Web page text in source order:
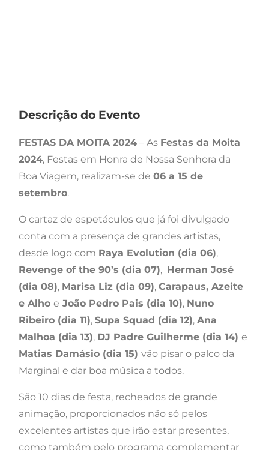
Descrição do Evento
FESTAS DA MOITA 2024 – As Festas da Moita
2024, Festas em Honra de Nossa Senhora da
Boa Viagem, realizam-se de 06 a 15 de
setembro.
O cartaz de espetáculos que já foi divulgado
conta com a presença de grandes artistas,
desde logo com Raya Evolution (dia 06),
Revenge of the 90’s (dia 07), Herman José
(dia 08), Marisa Liz (dia 09), Carapaus, Azeite
e Alho e João Pedro Pais (dia 10), Nuno
Ribeiro (dia 11), Supa Squad (dia 12), Ana
Malhoa (dia 13), DJ Padre Guilherme (dia 14) e
Matias Damásio (dia 15) vão pisar o palco da
Marginal e dar boa música a todos.
São 10 dias de festa, recheados de grande
animação, proporcionados não só pelos
excelentes artistas que irão estar presentes,
como também pelo programa complementar